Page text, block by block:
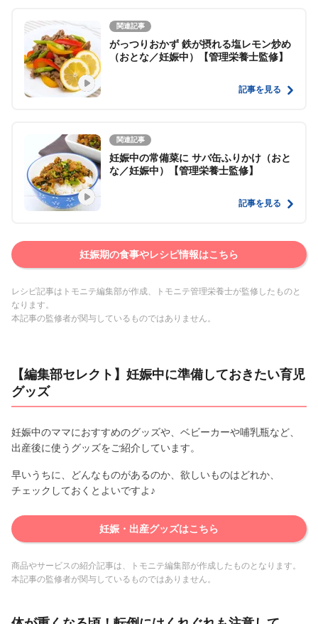
関連記事
がっつりおかず 鉄が摂れる塩レモン炒め
（おとな／妊娠中）【管理栄養士監修】
記事を見る
関連記事
妊娠中の常備菜に サバ缶ふりかけ（おと
な／妊娠中）【管理栄養士監修】
記事を見る
妊娠期の食事やレシピ情報はこちら
レシピ記事はトモニテ編集部が作成、トモニテ管理栄養士が監修したものと
なります。
本記事の監修者が関与しているものではありません。
【編集部セレクト】妊娠中に準備しておきたい育児
グッズ
妊娠中のママにおすすめのグッズや、ベビーカーや哺乳瓶など、
出産後に使うグッズをご紹介しています。
早いうちに、どんなものがあるのか、欲しいものはどれか、
チェックしておくとよいですよ♪
妊娠・出産グッズはこちら
商品やサービスの紹介記事は、トモニテ編集部が作成したものとなります。
本記事の監修者が関与しているものではありません。